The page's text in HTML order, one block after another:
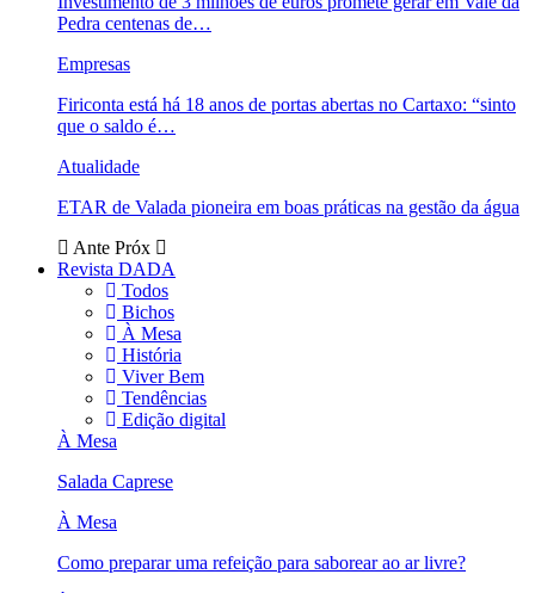
Pedra centenas de…
Empresas
Firiconta está há 18 anos de portas abertas no Cartaxo: “sinto
que o saldo é…
Atualidade
ETAR de Valada pioneira em boas práticas na gestão da água
Ante Próx
Revista DADA
Todos
Bichos
À Mesa
História
Viver Bem
Tendências
Edição digital
À Mesa
Salada Caprese
À Mesa
Como preparar uma refeição para saborear ao ar livre?